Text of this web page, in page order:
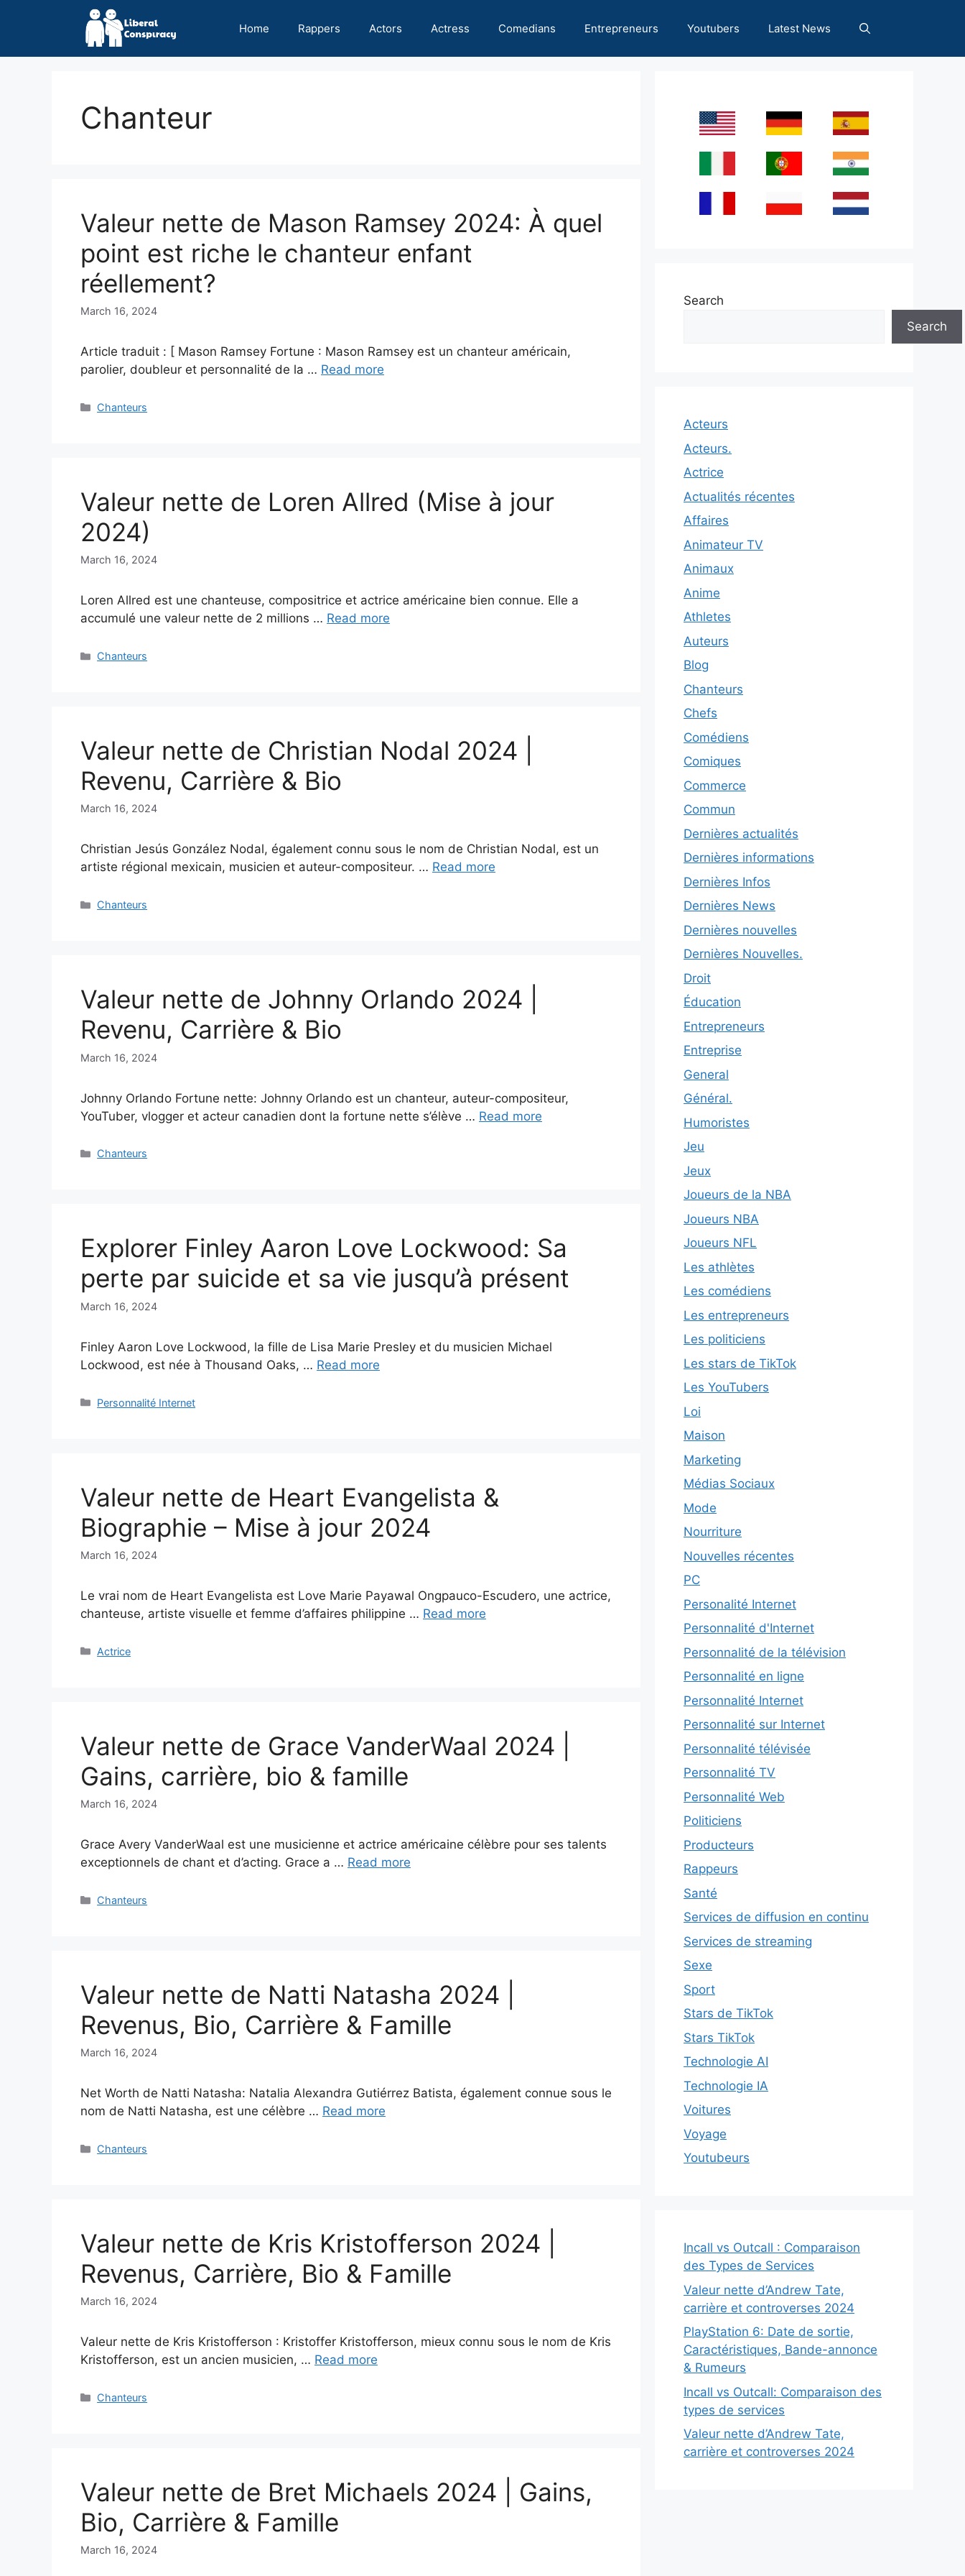
Home Rappers Actors Actress Comedians Entrepreneurs Youtubers Latest News
Chanteur
Valeur nette de Mason Ramsey 2024: À quel
point est riche le chanteur enfant
réellement?
March 16, 2024
Article traduit : [ Mason Ramsey Fortune : Mason Ramsey est un chanteur américain,
parolier, doubleur et personnalité de la … Read more
Categories
Chanteurs
Valeur nette de Loren Allred (Mise à jour
2024)
March 16, 2024
Loren Allred est une chanteuse, compositrice et actrice américaine bien connue. Elle a
accumulé une valeur nette de 2 millions … Read more
Categories
Chanteurs
Valeur nette de Christian Nodal 2024 |
Revenu, Carrière & Bio
March 16, 2024
Christian Jesús González Nodal, également connu sous le nom de Christian Nodal, est un
artiste régional mexicain, musicien et auteur-compositeur. … Read more
Categories
Chanteurs
Valeur nette de Johnny Orlando 2024 |
Revenu, Carrière & Bio
March 16, 2024
Johnny Orlando Fortune nette: Johnny Orlando est un chanteur, auteur-compositeur,
YouTuber, vlogger et acteur canadien dont la fortune nette s’élève … Read more
Categories
Chanteurs
Explorer Finley Aaron Love Lockwood: Sa
perte par suicide et sa vie jusqu’à présent
March 16, 2024
Finley Aaron Love Lockwood, la fille de Lisa Marie Presley et du musicien Michael
Lockwood, est née à Thousand Oaks, … Read more
Categories
Personnalité Internet
Valeur nette de Heart Evangelista &
Biographie – Mise à jour 2024
March 16, 2024
Le vrai nom de Heart Evangelista est Love Marie Payawal Ongpauco-Escudero, une actrice,
chanteuse, artiste visuelle et femme d’affaires philippine … Read more
Categories
Actrice
Valeur nette de Grace VanderWaal 2024 |
Gains, carrière, bio & famille
March 16, 2024
Grace Avery VanderWaal est une musicienne et actrice américaine célèbre pour ses talents
exceptionnels de chant et d’acting. Grace a … Read more
Categories
Chanteurs
Valeur nette de Natti Natasha 2024 |
Revenus, Bio, Carrière & Famille
March 16, 2024
Net Worth de Natti Natasha: Natalia Alexandra Gutiérrez Batista, également connue sous le
nom de Natti Natasha, est une célèbre … Read more
Categories
Chanteurs
Valeur nette de Kris Kristofferson 2024 |
Revenus, Carrière, Bio & Famille
March 16, 2024
Valeur nette de Kris Kristofferson : Kristoffer Kristofferson, mieux connu sous le nom de Kris
Kristofferson, est un ancien musicien, … Read more
Categories
Chanteurs
Valeur nette de Bret Michaels 2024 | Gains,
Bio, Carrière & Famille
March 16, 2024
Search
Search
Acteurs
Acteurs.
Actrice
Actualités récentes
Affaires
Animateur TV
Animaux
Anime
Athletes
Auteurs
Blog
Chanteurs
Chefs
Comédiens
Comiques
Commerce
Commun
Dernières actualités
Dernières informations
Dernières Infos
Dernières News
Dernières nouvelles
Dernières Nouvelles.
Droit
Éducation
Entrepreneurs
Entreprise
General
Général.
Humoristes
Jeu
Jeux
Joueurs de la NBA
Joueurs NBA
Joueurs NFL
Les athlètes
Les comédiens
Les entrepreneurs
Les politiciens
Les stars de TikTok
Les YouTubers
Loi
Maison
Marketing
Médias Sociaux
Mode
Nourriture
Nouvelles récentes
PC
Personalité Internet
Personnalité d'Internet
Personnalité de la télévision
Personnalité en ligne
Personnalité Internet
Personnalité sur Internet
Personnalité télévisée
Personnalité TV
Personnalité Web
Politiciens
Producteurs
Rappeurs
Santé
Services de diffusion en continu
Services de streaming
Sexe
Sport
Stars de TikTok
Stars TikTok
Technologie AI
Technologie IA
Voitures
Voyage
Youtubeurs
Incall vs Outcall : Comparaison
des Types de Services
Valeur nette d’Andrew Tate,
carrière et controverses 2024
PlayStation 6: Date de sortie,
Caractéristiques, Bande-annonce
& Rumeurs
Incall vs Outcall: Comparaison des
types de services
Valeur nette d’Andrew Tate,
carrière et controverses 2024